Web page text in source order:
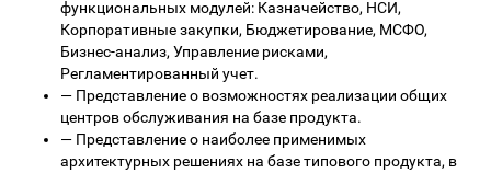
функциональных модулей: Казначейство, НСИ,
Корпоративные закупки, Бюджетирование, МСФО,
Бизнес-анализ, Управление рисками,
Регламентированный учет.
— Представление о возможностях реализации общих
центров обслуживания на базе продукта.
— Представление о наиболее применимых
архитектурных решениях на базе типового продукта, в